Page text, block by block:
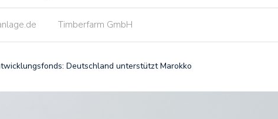
Timberfarm GmbH
Deutschland unterstützt Marokko